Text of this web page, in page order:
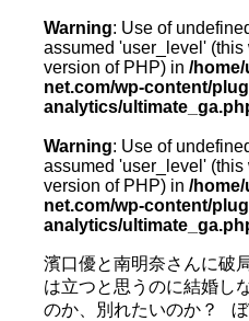
Warning: Use of
assumed 'user_level'
version of PHP) in /
net.com/wp-content/
analytics/
Warning: Use of
assumed 'user_level'
version of PHP) in /
net.com/wp-content/
analytics/
濱口優と南明奈さんに
は立つと思うのに結婚し
のか、別れたいのか？